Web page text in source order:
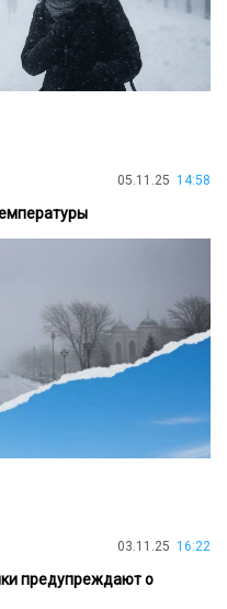
05.11.25 14:58
03.11.25 16:22
предупреждают о